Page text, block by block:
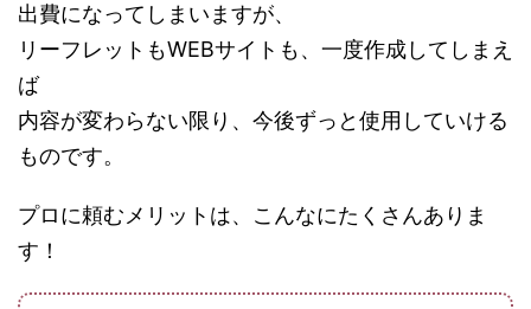
出費になってしまいますが、
リーフレットもWEBサイトも、一度作成してしまえ
ば
内容が変わらない限り、今後ずっと使用していける
ものです。
プロに頼むメリットは、こんなにたくさんありま
す！